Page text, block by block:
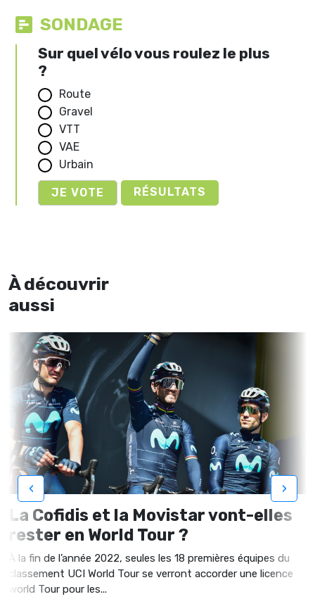
SONDAGE
Sur quel vélo vous roulez le plus
?
Route
Gravel
VTT
VAE
Urbain
RÉSULTATS
À découvrir
aussi
La Cofidis et la Movistar vont-elles
rester en World Tour ?
À la fin de l’année 2022, seules les 18 premières équipes du
classement UCI World Tour se verront accorder une licence
world Tour pour les...
‹ ›